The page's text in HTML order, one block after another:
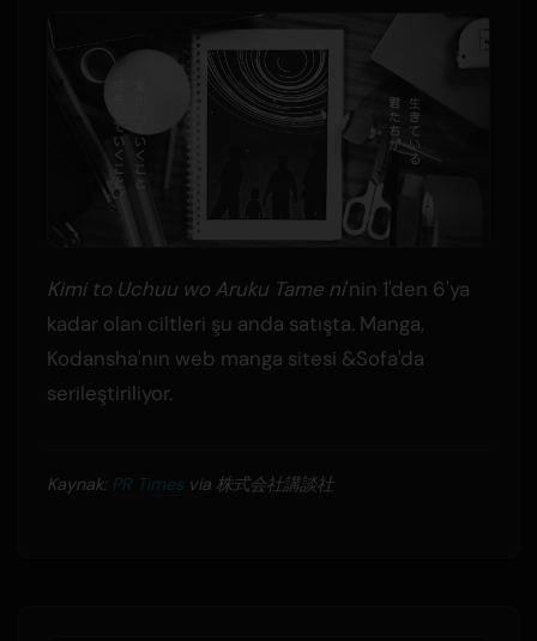
Kimi to Uchuu wo Aruku Tame ni'nin 1'den 6'ya
kadar olan ciltleri şu anda satışta. Manga,
Kodansha'nın web manga sitesi &Sofa'da
serileştiriliyor.
Kaynak: PR Timesvia 株式会社講談社